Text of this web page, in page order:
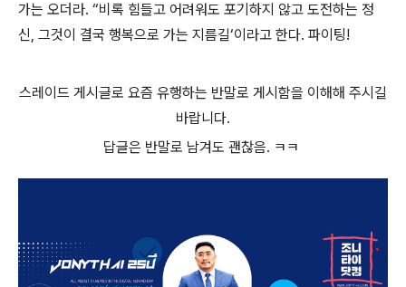
가는 오더라. “비록 힘들고 어려워도 포기하지 않고 도전하는 정
신, 그것이 결국 행복으로 가는 지름길‘이라고 한다. 파이팅!
스레이드 게시글로 요즘 유행하는 반말로 게시함을 이해해 주시길
바랍니다.
답글은 반말로 남겨도 괜찮음. ㅋㅋ